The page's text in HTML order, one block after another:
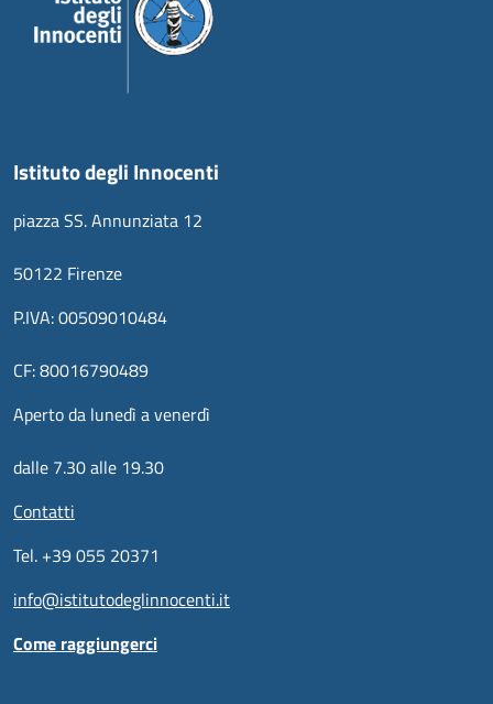
Istituto degli Innocenti
piazza SS. Annunziata 12
50122 Firenze
P.IVA: 00509010484
CF: 80016790489
Aperto da lunedì a venerdì
dalle 7.30 alle 19.30
Contatti
Tel. +39 055 20371
info@istitutodeglinnocenti.it
Come raggiungerci